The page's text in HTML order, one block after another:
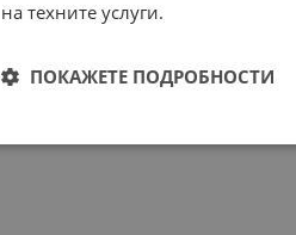
на техните услуги.
ПОКАЖЕТЕ ПОДРОБНОСТИ